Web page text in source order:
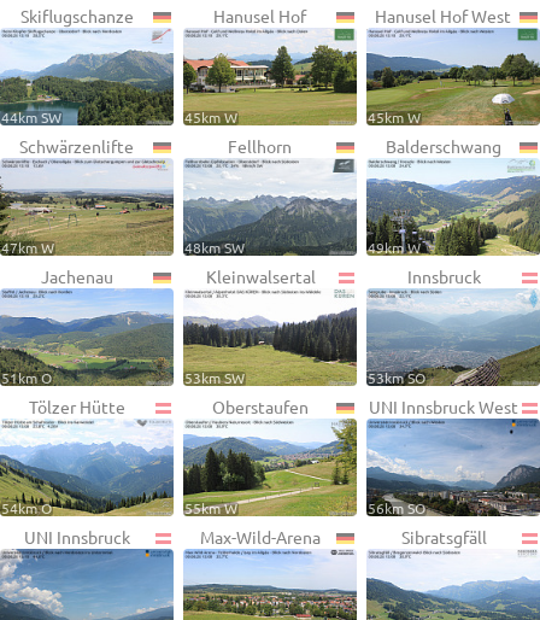
Skiflugschanze
44km SW
Hanusel Hof
45km W
Hanusel Hof West
45km W
Schwärzenlifte
47km W
Fellhorn
48km SW
Balderschwang
49km W
Jachenau
51km O
Kleinwalsertal
53km SW
Innsbruck
53km SO
Tölzer Hütte
54km O
Oberstaufen
55km W
UNI Innsbruck West
56km SO
UNI Innsbruck Max-Wild-Arena Sibratsgfäll